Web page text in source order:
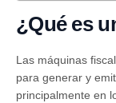
¿Qué es
Las máquinas
para generar y
principalmente en